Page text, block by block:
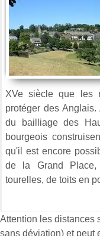
XVe siècle que les
protéger des
du bailliage des
bourgeois
qu'il est encore
de la Grand
tourelles, de toits en
Attention les distances
sans déviation) et peut